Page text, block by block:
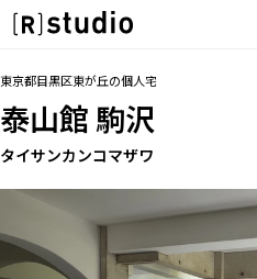
雰囲気で探したい
SCENE
部屋ごとに写真で見比べたい
スタジオを探す
雰囲気で探したい
SCENE
部屋ごとに写真で見比べたい
VARIATION
ひとつのスタジオであれもこれも
LOCATION
カフェやオフィスなどロケシーンも
トップ 料金 設備
東京都目黒区東が丘の個人宅
泰山館 駒沢
タイサンカンコマザワ